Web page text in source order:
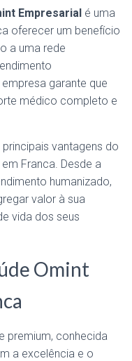
Empresarial é uma
oferecer um benefício
a uma rede
garante que
médico completo e
vantagens do
Franca. Desde a
humanizado,
valor à sua
vida dos seus
Omint
premium, conhecida
a excelência e o